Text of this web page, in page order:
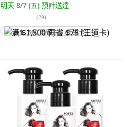
明天 8/7 (五) 預計送達
(29)
满 $1,500 再省 $75 (王道卡)